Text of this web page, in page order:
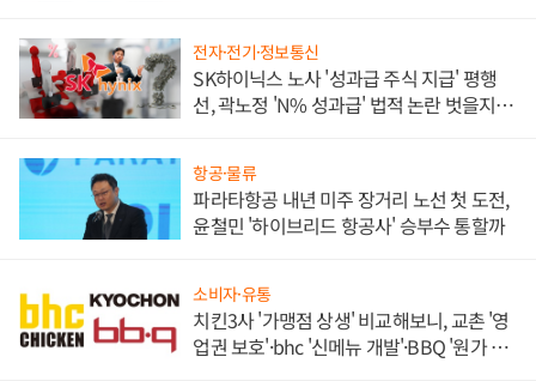
전자·전기·정보통신
SK하이닉스 노사 '성과급 주식 지급' 평행
선, 곽노정 'N% 성과급' 법적 논란 벗을지 주
항공·물류
파라타항공 내년 미주 장거리 노선 첫 도전,
윤철민 '하이브리드 항공사' 승부수 통할까
소비자·유통
치킨3사 '가맹점 상생' 비교해보니, 교촌 '영
업권 보호'·bhc '신메뉴 개발'·BBQ '원가 부